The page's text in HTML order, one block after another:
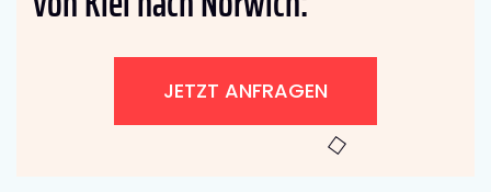
JETZT ANFRAGEN